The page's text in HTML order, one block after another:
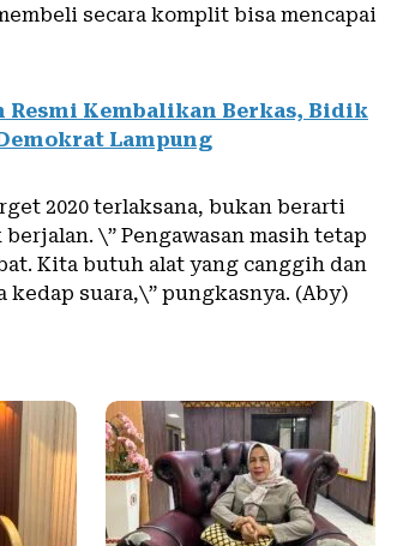
secara komplit bisa mencapai
Resmi Kembalikan Berkas, Bidik
Lampung
2020 terlaksana, bukan berarti
\” Pengawasan masih tetap
Kita butuh alat yang canggih dan
suara,\” pungkasnya. (Aby)